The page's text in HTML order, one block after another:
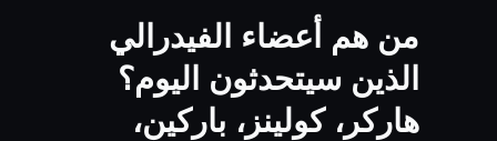
من هم أعضاء الفيدرالي
الذين سيتحدثون اليوم؟
هاركر، كولينز، باركين،